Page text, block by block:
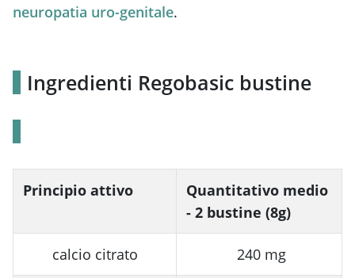
neuropatia uro-genitale.
Ingredienti Regobasic bustine
Principio attivo
Quantitativo medio
- 2 bustine (8g)
calcio citrato 240 mg